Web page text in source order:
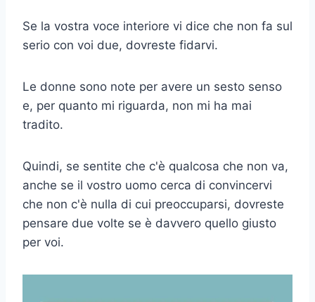
Se la vostra voce interiore vi dice che non fa sul
serio con voi due, dovreste fidarvi.
Le donne sono note per avere un sesto senso
e, per quanto mi riguarda, non mi ha mai
tradito.
Quindi, se sentite che c'è qualcosa che non va,
anche se il vostro uomo cerca di convincervi
che non c'è nulla di cui preoccuparsi, dovreste
pensare due volte se è davvero quello giusto
per voi.